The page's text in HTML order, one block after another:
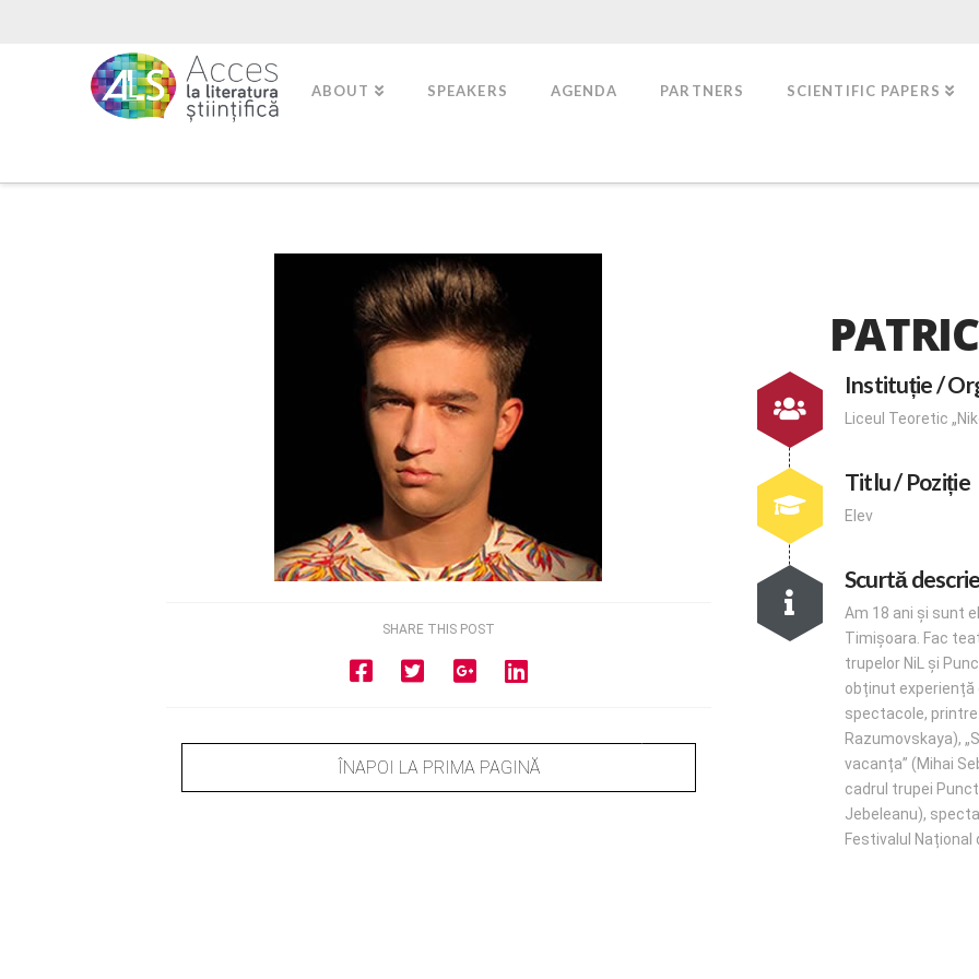
ABOUT SPEAKERS AGENDA PARTNERS SCIENTIFIC PAPERS
SHARE THIS POST
ÎNAPOI LA PRIMA PAGINĂ
Instituție /
Liceul Teoretic
Titlu / Poziție
Elev
Scurtă
Am 18 ani și sunt
Timișoara. Fac
trupelor NiL și
obținut experiență
spectacole, printre
Razumovskaya),
vacanța” (Mihai
cadrul trupei Punct
Jebeleanu),
Festivalul Național